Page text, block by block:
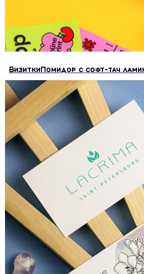
ВизиткиПомидор с софт-тач